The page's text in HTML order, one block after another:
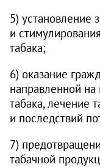
5) установление
и
табака;
6) оказание
направленной
табака, лечение
и последствий
7)
табачной